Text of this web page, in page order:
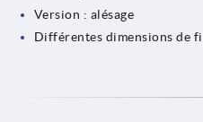
Version : alésage
Différentes dimensions de